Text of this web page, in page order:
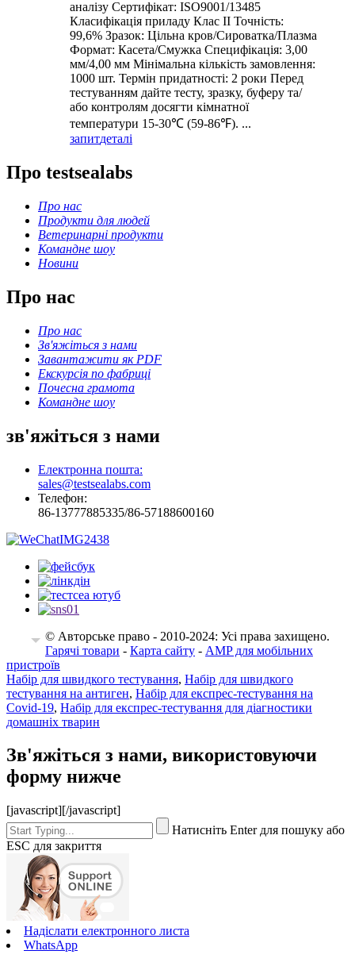
аналізу Сертифікат: ISO9001/13485
Класифікація приладу Клас II Точність:
99,6% Зразок: Цільна кров/Сироватка/Плазма
Формат: Касета/Смужка Специфікація: 3,00
мм/4,00 мм Мінімальна кількість замовлення:
1000 шт. Термін придатності: 2 роки Перед
тестуванням дайте тесту, зразку, буферу та/
або контролям досягти кімнатної
температури 15-30℃ (59-86℉). ...
запитдеталі
Про testsealabs
Про нас
Продукти для людей
Ветеринарні продукти
Командне шоу
Новини
Про нас
Про нас
Зв'яжіться з нами
Завантажити як PDF
Екскурсія по фабриці
Почесна грамота
Командне шоу
зв'яжіться з нами
Електронна пошта:
sales@testsealabs.com
Телефон:
86-13777885335/86-57188600160
© Авторське право - 2010-2024: Усі права захищено.
Гарячі товари - Карта сайту - AMP для мобільних
пристроїв
Набір для швидкого тестування, Набір для швидкого
тестування на антиген, Набір для експрес-тестування на
Covid-19, Набір для експрес-тестування для діагностики
домашніх тварин
Зв'яжіться з нами, використовуючи
форму нижче
[javascript][/javascript]
Натисніть Enter для пошуку або
ESC для закриття
Надіслати електронного листа
WhatsApp